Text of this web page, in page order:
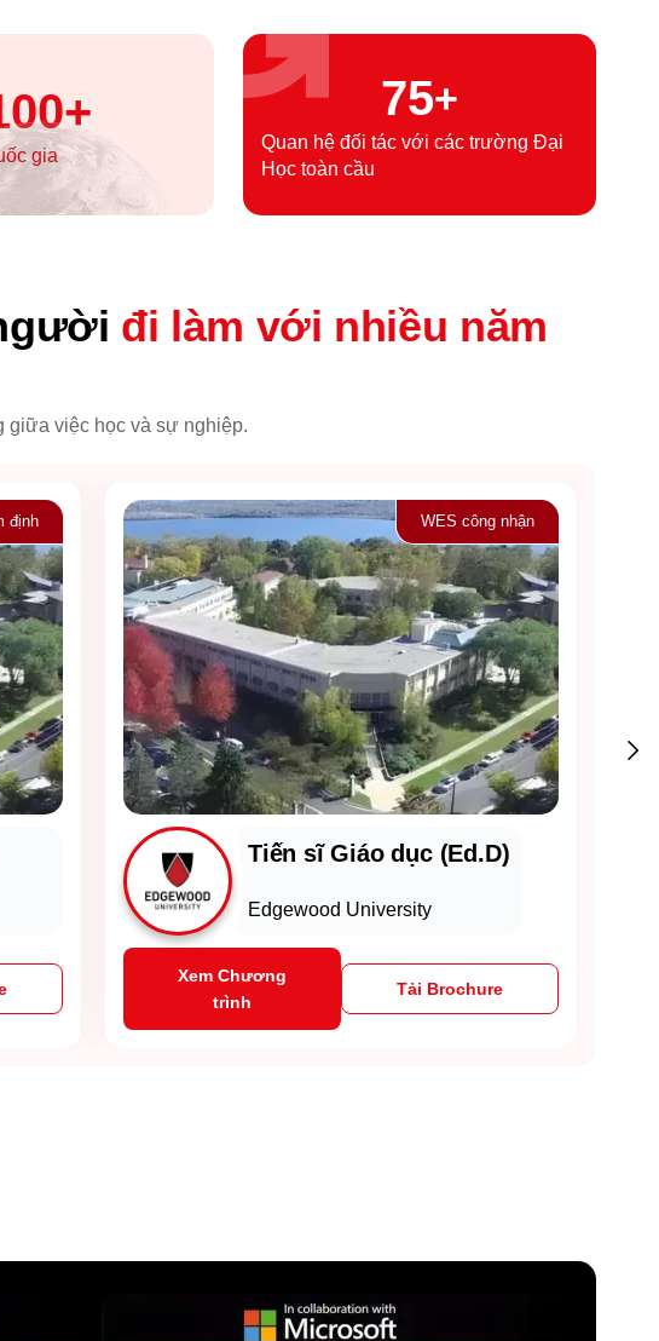
+
gia
75+
Quan hệ đối tác với các trường Đại
Học toàn cầu
đi làm với nhiều năm
giữa việc học và sự nghiệp.
định WES công nhận
Tiến sĩ Giáo dục (Ed.D)
Edgewood University
Tải Brochure
Xem Chương
trình